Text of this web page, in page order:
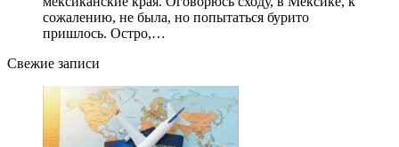
сожалению, не была, но попытаться бурито
пришлось. Остро,…
Свежие записи